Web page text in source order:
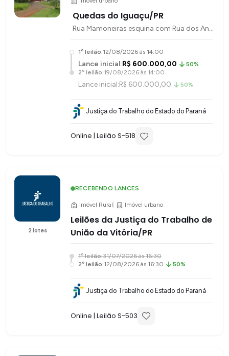
Quedas do Iguaçu/PR
Rua Mamoneiras esquina com Rua dos Angicos
1º leilão:12/08/2026 às 14:00
Lance inicial:R$ 600.000,00
50%
2º leilão:19/08/2026 às 14:00
Lance inicial:R$ 600.000,00 50%
Justiça do Trabalho do Estado do Paraná
Online | Leilão S-518
2 lotes
RECEBENDO LANCES
Imóvel Rural Imóvel urbano
Leilões da Justiça do Trabalho de
União da Vitória/PR
1º leilão:31/07/2026 às 16:30
2º leilão:12/08/2026 às 16:30 50%
Justiça do Trabalho do Estado do Paraná
Online | Leilão S-503